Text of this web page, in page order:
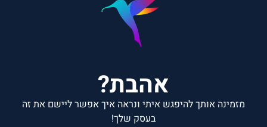
אהבת?
מזמינה אותך להיפגש איתי ונראה איך אפשר ליישם את זה
בעסק שלך!